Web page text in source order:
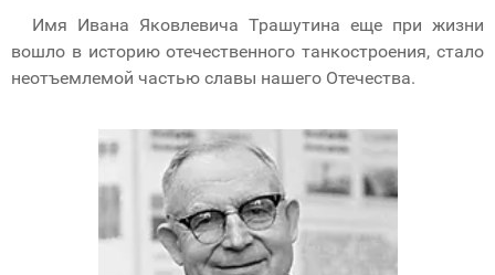
Имя Ивана Яковлевича Трашутина еще при жизни
вошло в историю отечественного танкостроения, стало
неотъемлемой частью славы нашего Отечества.